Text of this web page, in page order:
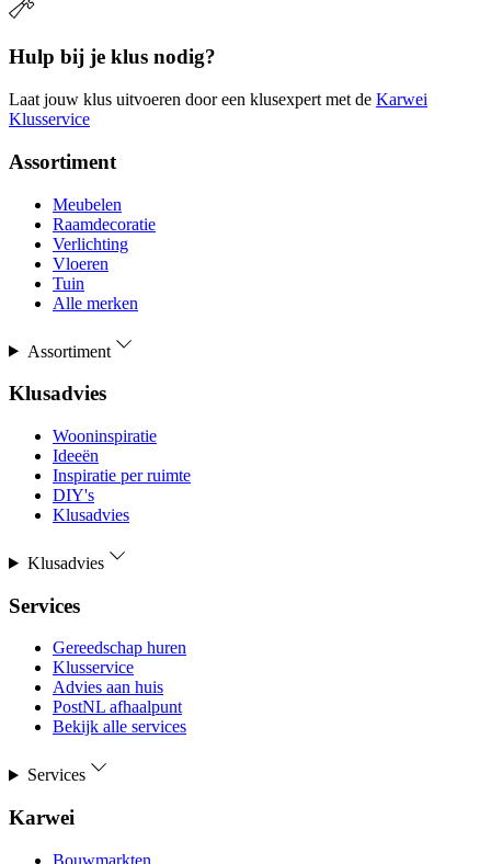
Hulp bij je klus nodig?
Laat jouw klus uitvoeren door een klusexpert met de Karwei
Klusservice
Assortiment
Meubelen
Raamdecoratie
Verlichting
Vloeren
Tuin
Alle merken
Assortiment
Klusadvies
Wooninspiratie
Ideeën
Inspiratie per ruimte
DIY's
Klusadvies
Klusadvies
Services
Gereedschap huren
Klusservice
Advies aan huis
PostNL afhaalpunt
Bekijk alle services
Services
Karwei
Bouwmarkten